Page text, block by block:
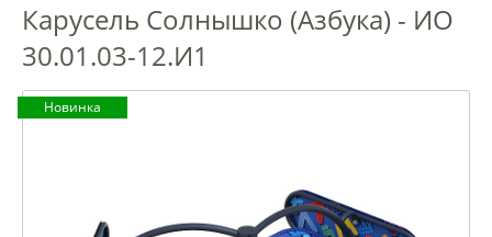
Карусель Солнышко (Азбука) - ИО
30.01.03-12.И1
Новинка